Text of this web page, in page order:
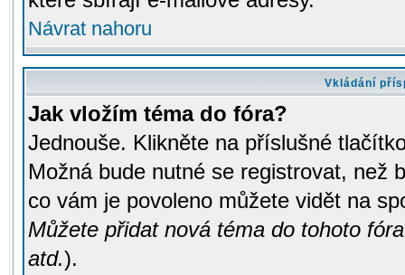
Návrat nahoru
Vkládání
Jak vložím téma do fóra?
Jednouše. Klikněte na příslušné
Možná bude nutné se registrovat, než
co vám je povoleno můžete vidět na
Můžete přidat nová téma do tohoto
atd.).